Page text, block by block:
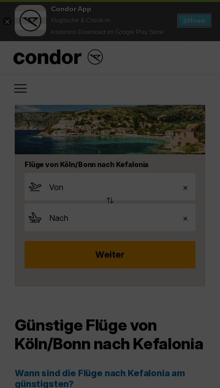
Condor App
Flugsuche & Check-in
kostenlos Download im Google Play Store
öffnen
Flüge von Köln/Bonn nach Kefalonia
Günstige Flüge von
Köln/Bonn nach Kefalonia
Wann sind die Flüge nach Kefalonia am
günstigsten?